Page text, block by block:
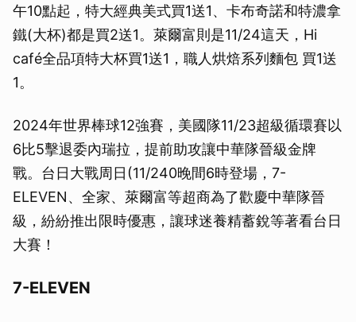
午10點起，特大經典美式買1送1、卡布奇諾和特濃拿
鐵(大杯)都是買2送1。萊爾富則是11/24這天，Hi
café全品項特大杯買1送1，職人烘焙系列麵包 買1送
1。
2024年世界棒球12強賽，美國隊11/23超級循環賽以
6比5擊退委內瑞拉，提前助攻讓中華隊晉級金牌
戰。台日大戰周日(11/240晚間6時登場，7-
ELEVEN、全家、萊爾富等超商為了歡慶中華隊晉
級，紛紛推出限時優惠，讓球迷養精蓄銳等著看台日
大賽！
7-ELEVEN